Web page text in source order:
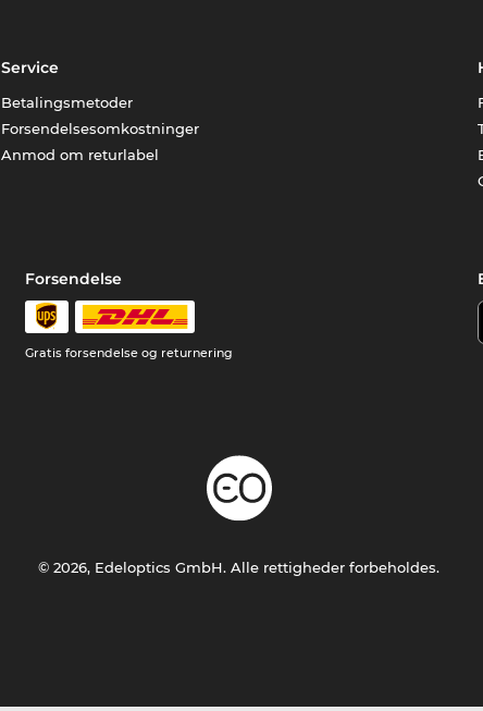
Service
Betalingsmetoder
Forsendelsesomkostninger
Anmod om returlabel
Forsendelse
Gratis forsendelse og returnering
© 2026, Edeloptics GmbH. Alle rettigheder forbeholdes.